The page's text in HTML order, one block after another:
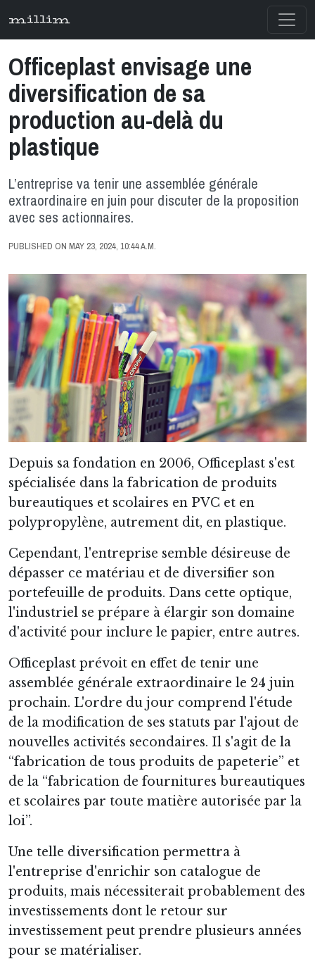
millim
Officeplast envisage une
diversification de sa
production au-delà du
plastique
L’entreprise va tenir une assemblée générale
extraordinaire en juin pour discuter de la proposition
avec ses actionnaires.
PUBLISHED ON MAY 23, 2024, 10:44 A.M.
Depuis sa fondation en 2006, Officeplast s'est
spécialisée dans la fabrication de produits
bureautiques et scolaires en PVC et en
polypropylène, autrement dit, en plastique.
Cependant, l'entreprise semble désireuse de
dépasser ce matériau et de diversifier son
portefeuille de produits. Dans cette optique,
l'industriel se prépare à élargir son domaine
d'activité pour inclure le papier, entre autres.
Officeplast prévoit en effet de tenir une
assemblée générale extraordinaire le 24 juin
prochain. L'ordre du jour comprend l'étude
de la modification de ses statuts par l'ajout de
nouvelles activités secondaires. Il s'agit de la
“fabrication de tous produits de papeterie” et
de la “fabrication de fournitures bureautiques
et scolaires par toute matière autorisée par la
loi”.
Une telle diversification permettra à
l'entreprise d'enrichir son catalogue de
produits, mais nécessiterait probablement des
investissements dont le retour sur
investissement peut prendre plusieurs années
pour se matérialiser.